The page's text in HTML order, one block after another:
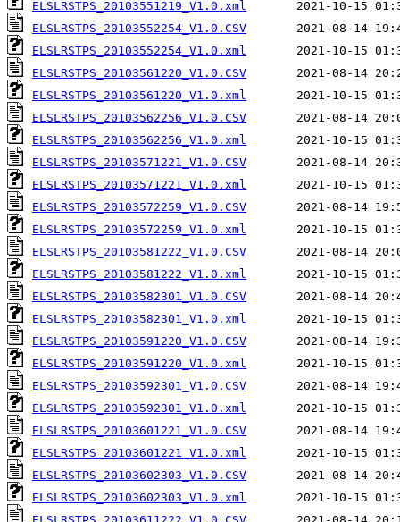
ELSLRSTPS_20103551219_V1.0.xml
ELSLRSTPS_20103552254_V1.0.CSV
ELSLRSTPS_20103552254_V1.0.xml
ELSLRSTPS_20103561220_V1.0.CSV
ELSLRSTPS_20103561220_V1.0.xml
ELSLRSTPS_20103562256_V1.0.CSV
ELSLRSTPS_20103562256_V1.0.xml
ELSLRSTPS_20103571221_V1.0.CSV
ELSLRSTPS_20103571221_V1.0.xml
ELSLRSTPS_20103572259_V1.0.CSV
ELSLRSTPS_20103572259_V1.0.xml
ELSLRSTPS_20103581222_V1.0.CSV
ELSLRSTPS_20103581222_V1.0.xml
ELSLRSTPS_20103582301_V1.0.CSV
ELSLRSTPS_20103582301_V1.0.xml
ELSLRSTPS_20103591220_V1.0.CSV
ELSLRSTPS_20103591220_V1.0.xml
ELSLRSTPS_20103592301_V1.0.CSV
ELSLRSTPS_20103592301_V1.0.xml
ELSLRSTPS_20103601221_V1.0.CSV
ELSLRSTPS_20103601221_V1.0.xml
ELSLRSTPS_20103602303_V1.0.CSV
ELSLRSTPS_20103602303_V1.0.xml